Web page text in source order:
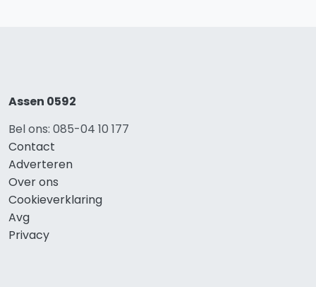
Assen 0592
Bel ons: 085-04 10 177
Contact
Adverteren
Over ons
Cookieverklaring
Avg
Privacy